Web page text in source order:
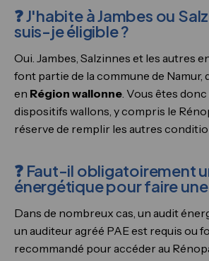
❓ J'habite à Jambes ou
suis-je éligible ?
Oui. Jambes, Salzinnes et les autres
font partie de la commune de Namur,
en Région wallonne. Vous êtes
dispositifs wallons, y compris le
réserve de remplir les autres
❓ Faut-il obligatoirement
énergétique pour faire
Dans de nombreux cas, un audit
un auditeur agréé PAE est requis ou
recommandé pour accéder au